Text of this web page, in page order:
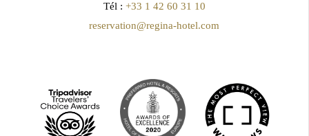
Tél : +33 1 42 60 31 10
reservation@regina-hotel.com